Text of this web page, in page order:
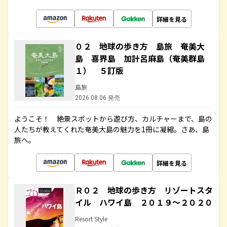
詳細を見る
０２ 地球の歩き方 島旅 奄美大
島 喜界島 加計呂麻島（奄美群島
１） ５訂版
島旅
2026.08.06 発売
ようこそ！ 絶景スポットから遊び方、カルチャーまで、島の
人たちが教えてくれた奄美大島の魅力を1冊に凝縮。さあ、島
旅へ。
詳細を見る
Ｒ０２ 地球の歩き方 リゾートスタ
イル ハワイ島 ２０１９～２０２０
Resort Style